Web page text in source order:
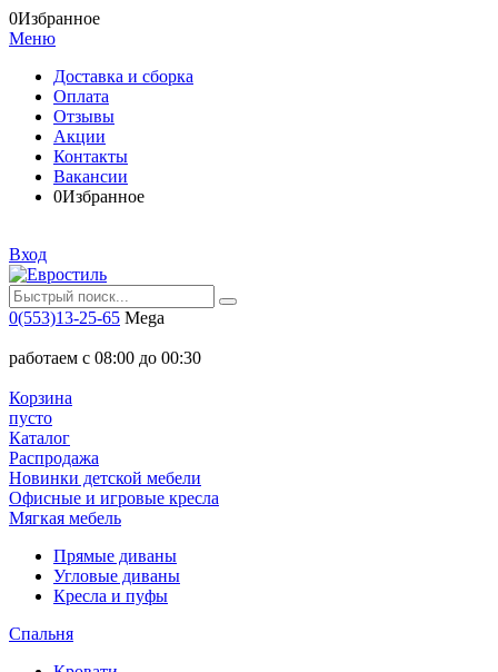
0Избранное
Меню
Доставка и сборка
Оплата
Отзывы
Акции
Контакты
Вакансии
0Избранное
Вход
0(553)13-25-65 Mega
работаем с 08:00 до 00:30
Корзина
пусто
Каталог
Распродажа
Новинки детской мебели
Офисные и игровые кресла
Мягкая мебель
Прямые диваны
Угловые диваны
Кресла и пуфы
Спальня